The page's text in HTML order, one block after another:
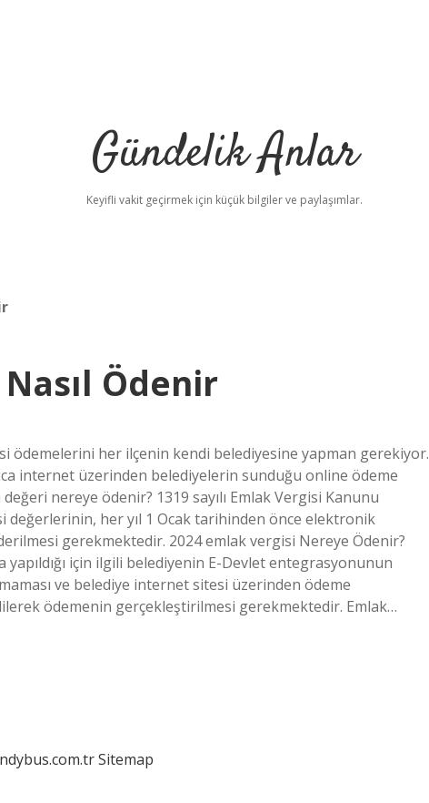
Gündelik Anlar
Keyifli vakit geçirmek için küçük bilgiler ve paylaşımlar.
Ödenir
ödemelerini her ilçenin kendi belediyesine yapman gerekiyor.
internet üzerinden belediyelerin sunduğu online ödeme
nereye ödenir? 1319 sayılı Emlak Vergisi Kanunu
her yıl 1 Ocak tarihinden önce elektronik
gerekmektedir. 2024 emlak vergisi Nereye Ödenir?
yapıldığı için ilgili belediyenin E-Devlet entegrasyonunun
ve belediye internet sitesi üzerinden ödeme
ödemenin gerçekleştirilmesi gerekmektedir. Emlak…
Sitemap